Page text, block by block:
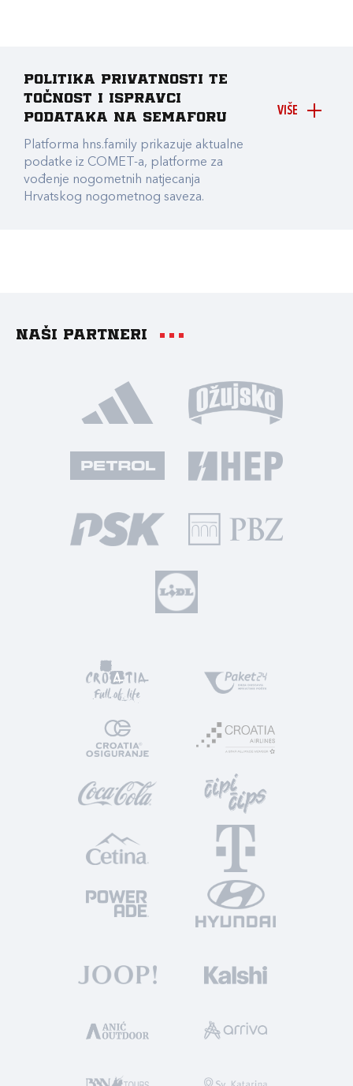
VIŠE
Politika privatnosti te
točnost i ispravci
podataka na Semaforu
Platforma hns.family prikazuje aktualne
podatke iz COMET-a, platforme za
vođenje nogometnih natjecanja
Hrvatskog nogometnog saveza.
Naši partneri